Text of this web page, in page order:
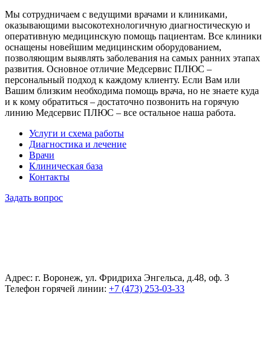
Мы сотрудничаем с ведущими врачами и клиниками,
оказывающими высокотехнологичную диагностическую и
оперативную медицинскую помощь пациентам. Все клиники
оснащены новейшим медицинским оборудованием,
позволяющим выявлять заболевания на самых ранних этапах
развития. Основное отличие Медсервис ПЛЮС –
персональный подход к каждому клиенту. Если Вам или
Вашим близким необходима помощь врача, но не знаете куда
и к кому обратиться – достаточно позвонить на горячую
линию Медсервис ПЛЮС – все остальное наша работа.
Услуги и схема работы
Диагностика и лечение
Врачи
Клиническая база
Контакты
Задать вопрос
Адрес: г. Воронеж, ул. Фридриха Энгельса, д.48, оф. 3
Телефон горячей линии: +7 (473) 253-03-33